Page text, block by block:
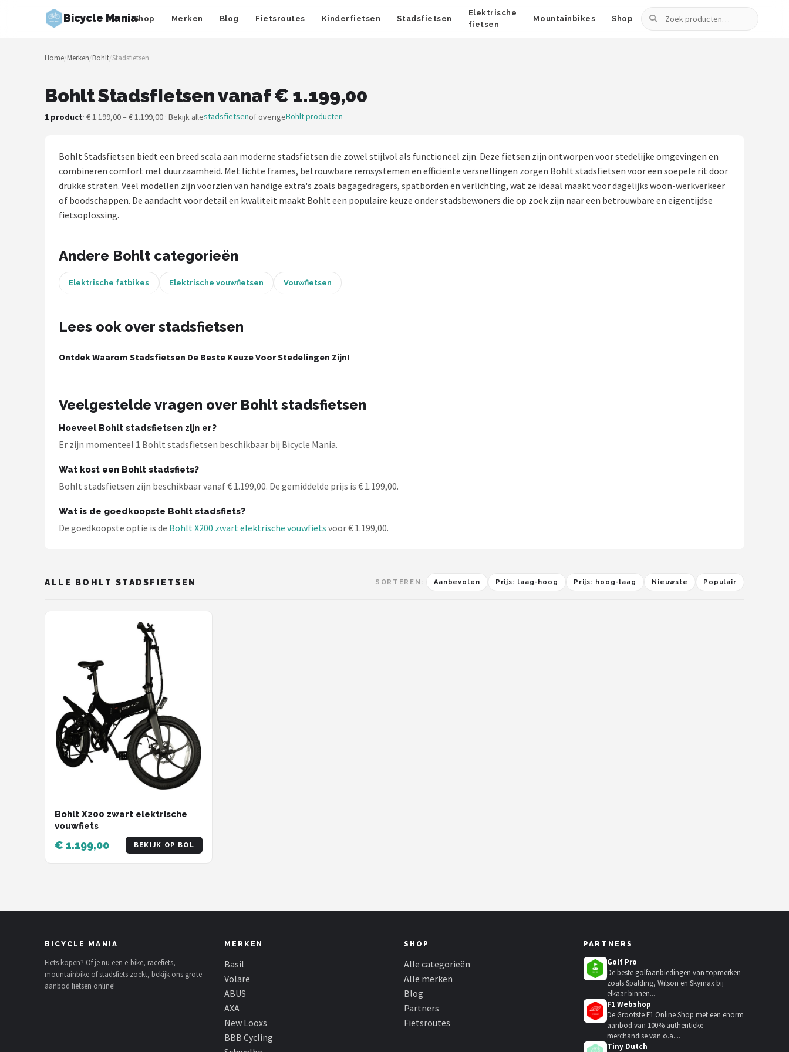
Bicycle ManiaShop Merken Blog Fietsroutes Kinderfietsen Stadsfietsen
Elektrische
fietsen
Mountainbikes Shop
Zoeken
Zoeken
NAVIGATIE
Merken
Fietsroutes
Kinderfietsen
Elektrische fietsen
Mountainbikes
POPULAIRE MERKEN
New Looxs
Schwalbe
Shimano
Home/Merken/Bohlt/Stadsfietsen
Bohlt Stadsfietsen vanaf € 1.199,00
1 product· € 1.199,00 – € 1.199,00 · Bekijk allestadsfietsenof overigeBohlt producten
Bohlt Stadsfietsen biedt een breed scala aan moderne stadsfietsen die zowel stijlvol als functioneel zijn. Deze fietsen zijn ontworpen voor stedelijke omgevingen en
combineren comfort met duurzaamheid. Met lichte frames, betrouwbare remsystemen en efficiënte versnellingen zorgen Bohlt stadsfietsen voor een soepele rit door
drukke straten. Veel modellen zijn voorzien van handige extra's zoals bagagedragers, spatborden en verlichting, wat ze ideaal maakt voor dagelijks woon-werkverkeer
of boodschappen. De aandacht voor detail en kwaliteit maakt Bohlt een populaire keuze onder stadsbewoners die op zoek zijn naar een betrouwbare en eigentijdse
fietsoplossing.
Andere Bohlt categorieën
Elektrische fatbikes Elektrische vouwfietsen Vouwfietsen
Lees ook over stadsfietsen
Ontdek Waarom Stadsfietsen De Beste Keuze Voor Stedelingen Zijn!
Veelgestelde vragen over Bohlt stadsfietsen
Hoeveel Bohlt stadsfietsen zijn er?
Er zijn momenteel 1 Bohlt stadsfietsen beschikbaar bij Bicycle Mania.
Wat kost een Bohlt stadsfiets?
Bohlt stadsfietsen zijn beschikbaar vanaf € 1.199,00. De gemiddelde prijs is € 1.199,00.
Wat is de goedkoopste Bohlt stadsfiets?
De goedkoopste optie is de Bohlt X200 zwart elektrische vouwfiets voor € 1.199,00.
ALLE BOHLT STADSFIETSEN SORTEREN: Aanbevolen Prijs: laag-hoog Prijs: hoog-laag Nieuwste Populair
Bohlt X200 zwart elektrische
vouwfiets
€ 1.199,00 BEKIJK OP BOL
BICYCLE MANIA
Fiets kopen? Of je nu een e-bike, racefiets,
mountainbike of stadsfiets zoekt, bekijk ons grote
aanbod fietsen online!
MERKEN
Basil
Volare
ABUS
AXA
New Looxs
BBB Cycling
SHOP
Alle categorieën
Alle merken
Blog
Partners
Fietsroutes
PARTNERS
Golf Pro
De beste golfaanbiedingen van topmerken
zoals Spalding, Wilson en Skymax bij
elkaar binnen...
F1 Webshop
De Grootste F1 Online Shop met een enorm
aanbod van 100% authentieke
merchandise van o.a....
Tiny Dutch